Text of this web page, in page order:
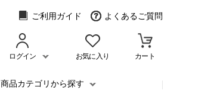
ご利用ガイド よくあるご質問
ログイン お気に入り カート
商品カテゴリから探す